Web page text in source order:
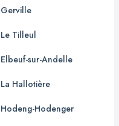
Gerville
Le Tilleul
Elbeuf-sur-Andelle
La Hallotière
Hodeng-Hodenger